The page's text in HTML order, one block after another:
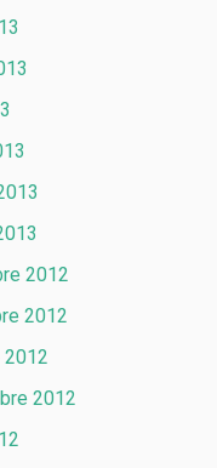
2012
2012
2012